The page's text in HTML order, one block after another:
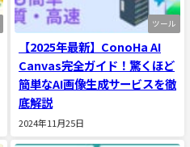
ツール
【2025年最新】ConoHa AI
Canvas完全ガイド！驚くほど
簡単なAI画像生成サービスを徹
底解説
2024年11月25日